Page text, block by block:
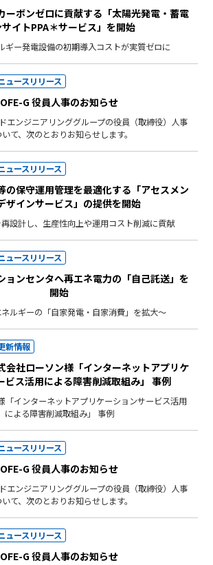
ーボンゼロに貢献する「太陽光発電・蓄電
イトPPA＊サービス」を開始
ギー発電設備の初期導入コストが実質ゼロに
ュースリリース
OFE-G 役員人事のお知らせ
エンジニアリンググループの役員（取締役）人事
て、次のとおりお知らせします。
ュースリリース
の保守運用管理を最適化する「アセスメン
ザインサービス」の提供を開始
設計し、生産性向上や運用コスト削減に貢献
ュースリリース
ョンセンタへ再エネ電力の「自己託送」を
開始
ルギーの「自家発電・自家消費」を拡大～
新情報
会社ローソン様「インターネットアプリケ
ビス活用による障害削減取組み」 事例
「インターネットアプリケーションサービス活用
による障害削減取組み」 事例
ュースリリース
OFE-G 役員人事のお知らせ
エンジニアリンググループの役員（取締役）人事
て、次のとおりお知らせします。
ュースリリース
OFE-G 役員人事のお知らせ